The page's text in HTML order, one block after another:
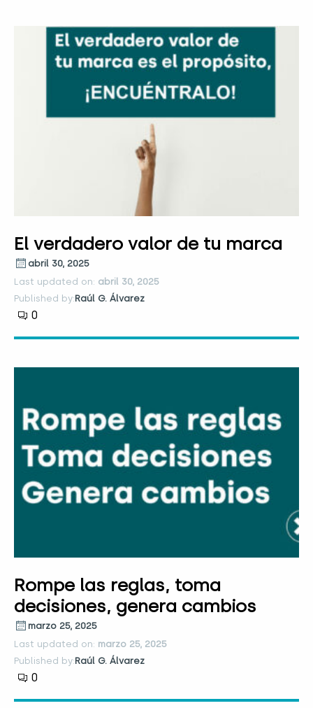
El verdadero valor de tu marca
abril 30, 2025
Last updated on: abril 30, 2025
Published by:Raúl G. Álvarez
0
Rompe las reglas, toma
decisiones, genera cambios
marzo 25, 2025
Last updated on: marzo 25, 2025
Published by:Raúl G. Álvarez
0